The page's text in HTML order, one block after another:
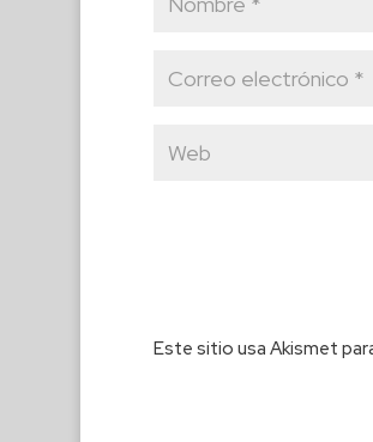
Este sitio usa Akismet